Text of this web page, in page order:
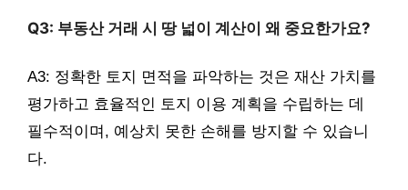
Q3: 부동산 거래 시 땅 넓이 계산이 왜 중요한가요?
A3: 정확한 토지 면적을 파악하는 것은 재산 가치를
평가하고 효율적인 토지 이용 계획을 수립하는 데
필수적이며, 예상치 못한 손해를 방지할 수 있습니
다.